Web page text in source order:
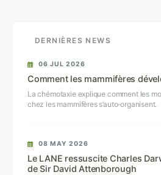
DERNIÈRES NEWS
06 JUL 2026
Comment les mammifères
La chémotaxie explique comment les
chez les mammifères s’auto‑organisent.
08 MAY 2026
Le LANE ressuscite Charles
de Sir David Attenborough